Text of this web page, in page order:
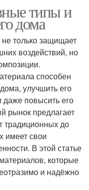
Узлы на кровле
Кровли к фасаду
кровля
типы и
дома
только защищает
воздействий, но
способен
улучшить его
даже повысить его
рынок предлагает
традиционных до
имеет свои
В этой статье
которые
и надёжно